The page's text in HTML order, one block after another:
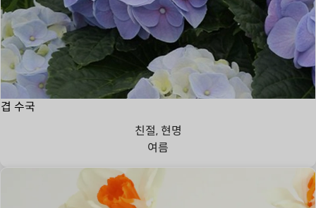
겹 수국
친절, 현명
여름